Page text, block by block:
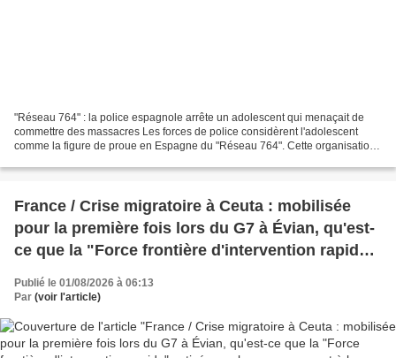
"Réseau 764" : la police espagnole arrête un adolescent qui menaçait de
commettre des massacres Les forces de police considèrent l'adolescent
comme la figure de proue en Espagne du "Réseau 764". Cette organisation
France / Crise migratoire à Ceuta : mobilisée
pour la première fois lors du G7 à Évian, qu'est-
ce que la "Force frontière d'intervention rapide"
activée par le gouvernement à la frontière
franco-espagnole ?
Publié le 01/08/2026 à 06:13
Par (voir l'article)